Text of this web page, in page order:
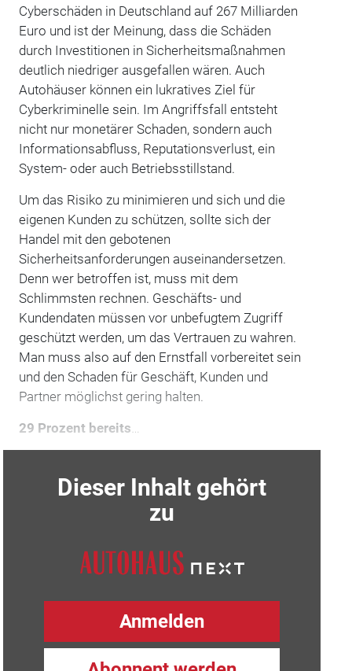
Cyberschäden in Deutschland auf 267 Milliarden
Euro und ist der Meinung, dass die Schäden
durch Investitionen in Sicherheitsmaßnahmen
deutlich niedriger ausgefallen wären. Auch
Autohäuser können ein lukratives Ziel für
Cyberkriminelle sein. Im Angriffsfall entsteht
nicht nur monetärer Schaden, sondern auch
Informationsabfluss, Reputationsverlust, ein
System- oder auch Betriebsstillstand.
Um das Risiko zu minimieren und sich und die
eigenen Kunden zu schützen, sollte sich der
Handel mit den gebotenen
Sicherheitsanforderungen auseinandersetzen.
Denn wer betroffen ist, muss mit dem
Schlimmsten rechnen. Geschäfts- und
Kundendaten müssen vor unbefugtem Zugriff
geschützt werden, um das Vertrauen zu wahren.
Man muss also auf den Ernstfall vorbereitet sein
und den Schaden für Geschäft, Kunden und
Partner möglichst gering halten.
29 Prozent bereits
Dieser Inhalt gehört
zu
Anmelden